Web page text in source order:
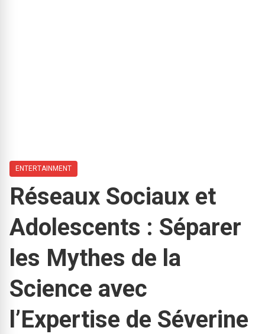
ENTERTAINMENT
Réseaux Sociaux et
Adolescents : Séparer
les Mythes de la
Science avec
l’Expertise de Séverine